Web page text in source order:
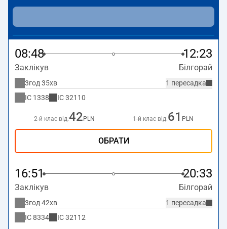
08:48 12:23
Заклікув Білгорай
1 пересадка
3год 35хв
IC 1338 IC32110
2-й клас від:42 PLN 1-й клас від:61 PLN
ОБРАТИ
16:51 20:33
Заклікув Білгорай
1 пересадка
3год 42хв
IC8334 IC32112